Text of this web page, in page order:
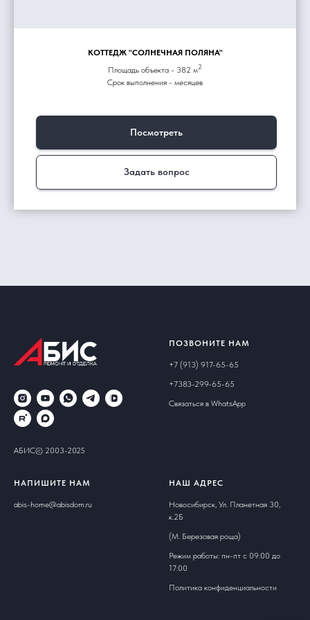
КОТТЕДЖ "СОЛНЕЧНАЯ ПОЛЯНА"
Площадь объекта - 382 м2
Срок выполнения - месяцев
Посмотреть
Задать вопрос
АБИС© 2003-2025
ПОЗВОНИТЕ НАМ
+7 (913) 917-65-65
+7383-299-65-65
Связаться в WhatsApp
НАПИШИТЕ НАМ
abis-home@abisdom.ru
НАШ АДРЕС
Новосибирск, Ул. Планетная 30,
к.2Б
(М. Березовая роща)
Режим работы: пн-пт с 09:00 до
17:00
Политика конфиденциальности